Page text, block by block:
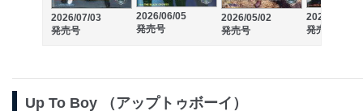
2026/07/03
発売号
2026/06/05
発売号
2026/05/02
発売号
2026/04/03
発売号
Up To Boy （アップトゥボーイ）